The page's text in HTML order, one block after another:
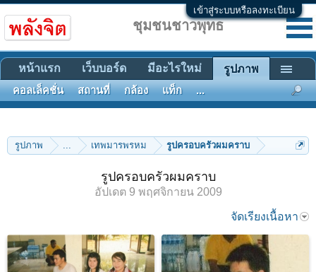
เข้าสู่ระบบหรือลงทะเบียน
รูปภาพ ... เทพมารพรหม รูปครอบครัวผมคราบ
รูปครอบครัวผมคราบ
อัปเดต 9 พฤศจิกายน 2009
จัดเรียงเนื้อหา
ชุมชนชาวพุทธ
หน้าแรก เว็บบอร์ด มีอะไรใหม่ รูปภาพ
คอลเล็คชั่น สถานที่ กล้อง แท็ก ...